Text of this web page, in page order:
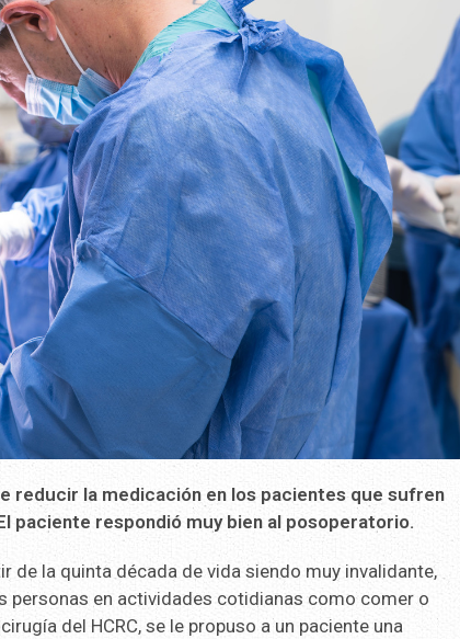
reducir la medicación en los pacientes que sufren
paciente respondió muy bien al posoperatorio.
de la quinta década de vida siendo muy invalidante,
personas en actividades cotidianas como comer o
del HCRC, se le propuso a un paciente una